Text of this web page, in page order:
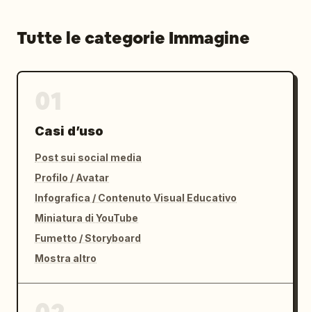
Tutte le categorie Immagine
Casi d’uso
Post sui social media
Profilo / Avatar
Infografica / Contenuto Visual Educativo
Miniatura di YouTube
Fumetto / Storyboard
Mostra altro